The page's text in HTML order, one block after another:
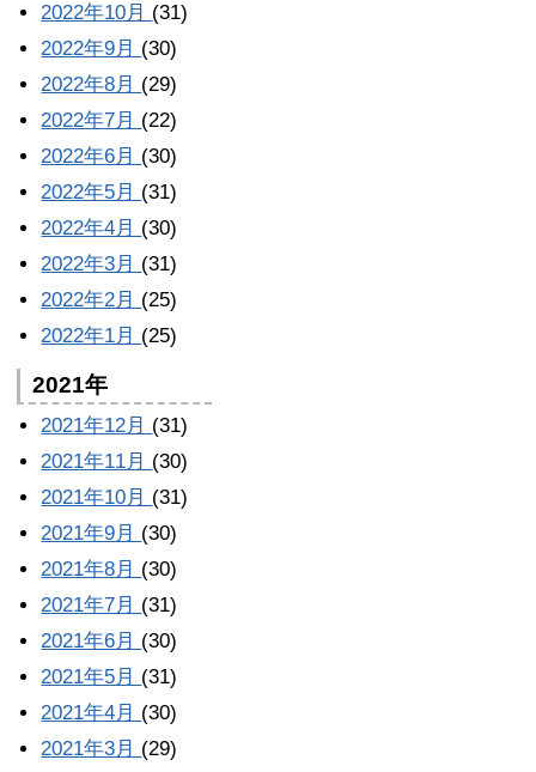
2022年10月 (31)
2022年9月 (30)
2022年8月 (29)
2022年7月 (22)
2022年6月 (30)
2022年5月 (31)
2022年4月 (30)
2022年3月 (31)
2022年2月 (25)
2022年1月 (25)
2021年
2021年12月 (31)
2021年11月 (30)
2021年10月 (31)
2021年9月 (30)
2021年8月 (30)
2021年7月 (31)
2021年6月 (30)
2021年5月 (31)
2021年4月 (30)
2021年3月 (29)